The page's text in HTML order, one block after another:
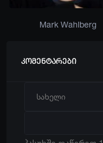
Mark Wahlberg
კომენტარები